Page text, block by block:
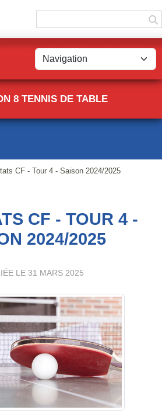
8 TENNIS DE TABLE
CF - Tour 4 - Saison 2024/2025
CF - TOUR 4 -
2024/2025
LE 31 MARS 2025